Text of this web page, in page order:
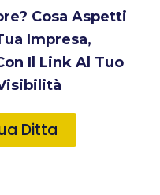
Cosa Aspetti
Impresa,
Il Link Al Tuo
Ditta